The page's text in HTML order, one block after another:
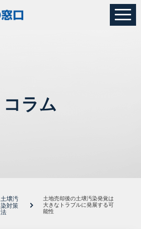
コラム
土壌汚
染対策
法
土地売却後の土壌汚染発覚は
大きなトラブルに発展する可
能性